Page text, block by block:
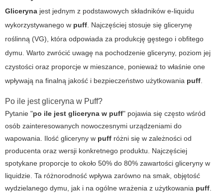
Gliceryna jest jednym z podstawowych składników e-liquidu
wykorzystywanego w puff. Najczęściej stosuje się glicerynę
roślinną (VG), która odpowiada za produkcję gęstego i obfitego
dymu. Warto zwrócić uwagę na pochodzenie gliceryny, poziom jej
czystości oraz proporcje w mieszance, ponieważ to właśnie one
wpływają na finalną jakość i bezpieczeństwo użytkowania puff.
Po ile jest gliceryna w Puff?
Pytanie "po ile jest gliceryna w puff" pojawia się często wśród
osób zainteresowanych nowoczesnymi urządzeniami do
wapowania. Ilość gliceryny w puff różni się w zależności od
producenta oraz wersji konkretnego produktu. Najczęściej
spotykane proporcje to około 50% do 80% zawartości gliceryny w
liquidzie. Ta różnorodność wpływa zarówno na smak, objętość
wydzielanego dymu, jak i na ogólne wrażenia z użytkowania puff.